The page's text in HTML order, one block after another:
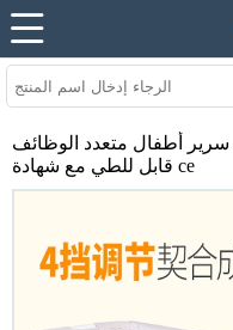
أطفال متعدد الوظائف
قابل للطي مع شهادة ce